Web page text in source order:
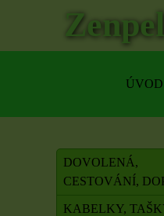
ÚVOD
DOVOLENÁ,
CESTOVÁNÍ,
KABELKY,